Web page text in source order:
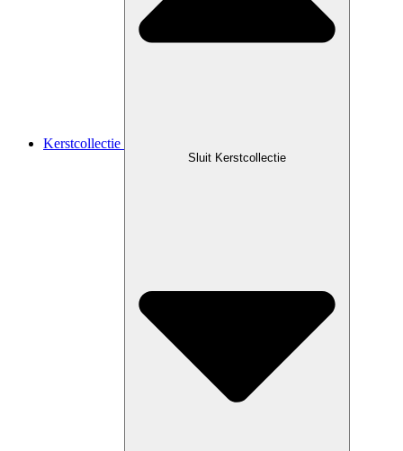
Kerstcollectie
Sluit Kerstcollectie